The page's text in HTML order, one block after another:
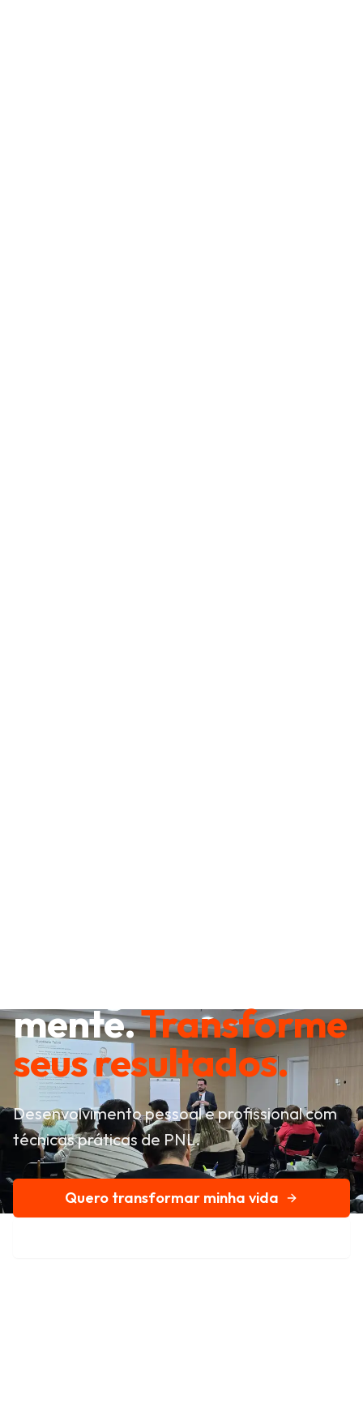
mente.Transforme
seus resultados.
Desenvolvimento pessoal e profissional com
técnicas práticas de PNL.
Quero transformar minha vida